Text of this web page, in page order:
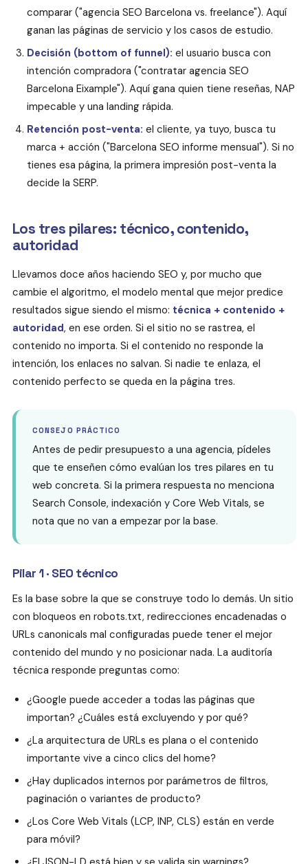
comparar ("agencia SEO Barcelona vs. freelance"). Aquí
ganan las páginas de servicio y los casos de estudio.
Decisión (bottom of funnel): el usuario busca con
intención compradora ("contratar agencia SEO
Barcelona Eixample"). Aquí gana quien tiene reseñas, NAP
impecable y una landing rápida.
Retención post-venta: el cliente, ya tuyo, busca tu
marca + acción ("Barcelona SEO informe mensual"). Si no
tienes esa página, la primera impresión post-venta la
decide la SERP.
Los tres pilares: técnico, contenido,
autoridad
Llevamos doce años haciendo SEO y, por mucho que
cambie el algoritmo, el modelo mental que mejor predice
resultados sigue siendo el mismo: técnica + contenido +
autoridad, en ese orden. Si el sitio no se rastrea, el
contenido no importa. Si el contenido no responde la
intención, los enlaces no salvan. Si nadie te enlaza, el
contenido perfecto se queda en la página tres.
CONSEJO PRÁCTICO
Antes de pedir presupuesto a una agencia, pídeles
que te enseñen cómo evalúan los tres pilares en tu
web concreta. Si la primera respuesta no menciona
Search Console, indexación y Core Web Vitals, se
nota que no van a empezar por la base.
Pilar 1 · SEO técnico
Es la base sobre la que se construye todo lo demás. Un sitio
con bloqueos en robots.txt, redirecciones encadenadas o
URLs canonicals mal configuradas puede tener el mejor
contenido del mundo y no posicionar nada. La auditoría
técnica responde preguntas como:
¿Google puede acceder a todas las páginas que
importan? ¿Cuáles está excluyendo y por qué?
¿La arquitectura de URLs es plana o el contenido
importante vive a cinco clics del home?
¿Hay duplicados internos por parámetros de filtros,
paginación o variantes de producto?
¿Los Core Web Vitals (LCP, INP, CLS) están en verde
para móvil?